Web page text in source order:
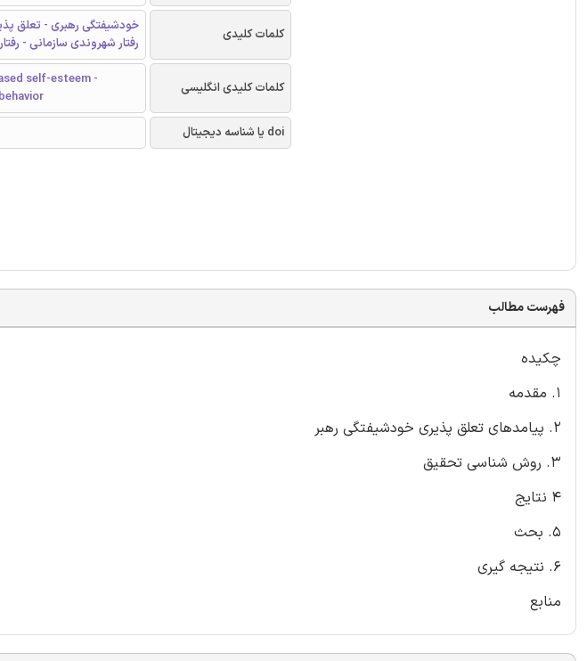
کلمات کلیدی
خودشیفتگی رهبری - تعلق
رفتار شهروندی سازمانی - رفتار
کلمات کلیدی انگلیسی
self-esteem -
doi یا شناسه دیجیتال
فهرست مطالب
چکیده
1. مقدمه
2. پیامدهای تعلق پذیری خودشیفتگی رهبر
3. روش شناسی تحقیق
4 نتایج
5. بحث
6. نتیجه گیری
منابع